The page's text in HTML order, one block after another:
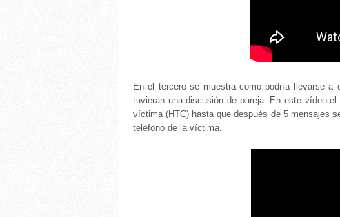
En el tercero se muestra como podría llevarse a
tuvieran una discusión de pareja. En este vídeo
víctima (HTC) hasta que después de 5 mensajes
teléfono de la víctima.